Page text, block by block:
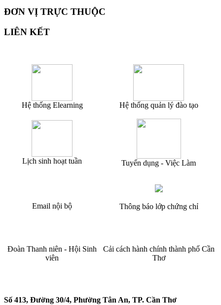
ĐƠN VỊ TRỰC THUỘC
LIÊN KẾT
Hệ thống Elearning Hệ thống quản lý đào tạo
Lịch sinh hoạt tuần Tuyển dụng - Việc Làm
Email nội bộ Thông báo lớp chứng chỉ
Đoàn Thanh niên - Hội Sinh
viên
Cải cách hành chính thành phố Cần
Thơ
Số 413, Đường 30/4, Phường Tân An, TP. Cần Thơ